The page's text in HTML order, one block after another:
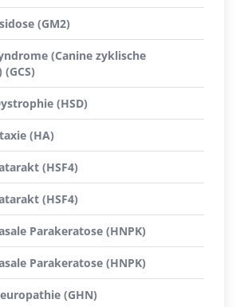
(GM2)
(Canine zyklische
(HSD)
(HA)
(HSF4)
(HSF4)
Parakeratose (HNPK)
Parakeratose (HNPK)
(GHN)